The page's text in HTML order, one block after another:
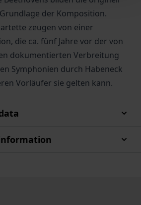
der Komposition.
zeugen von einer
die ca. fünf Jahre vor der von
dokumentierten Verbreitung
Symphonien durch Habeneck
Vorläufer sie gelten kann.